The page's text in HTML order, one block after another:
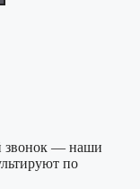
звонок — наши
по